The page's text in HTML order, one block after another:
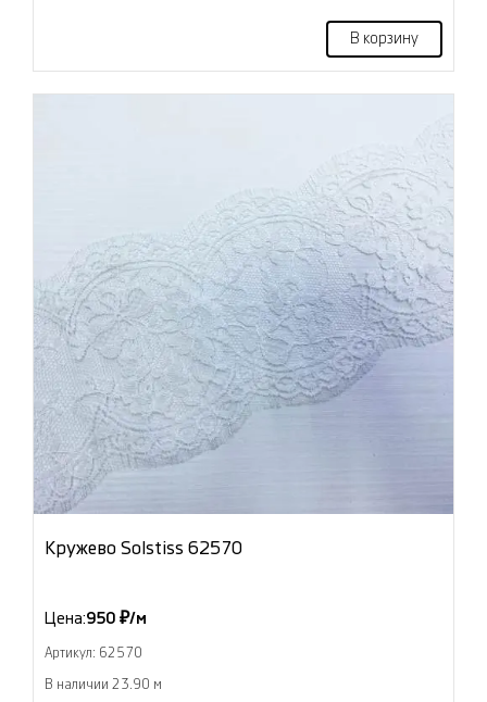
В корзину
Кружево Solstiss 62570
Цена:950 ₽/м
Артикул: 62570
В наличии 23.90 м